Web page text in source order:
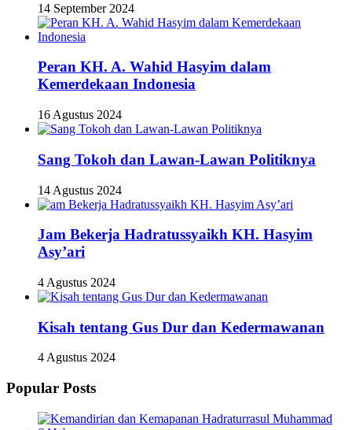
14 September 2024
Peran KH. A. Wahid Hasyim dalam
Kemerdekaan Indonesia
16 Agustus 2024
Sang Tokoh dan Lawan-Lawan Politiknya
14 Agustus 2024
Jam Bekerja Hadratussyaikh KH. Hasyim
Asy’ari
4 Agustus 2024
Kisah tentang Gus Dur dan Kedermawanan
4 Agustus 2024
Popular Posts